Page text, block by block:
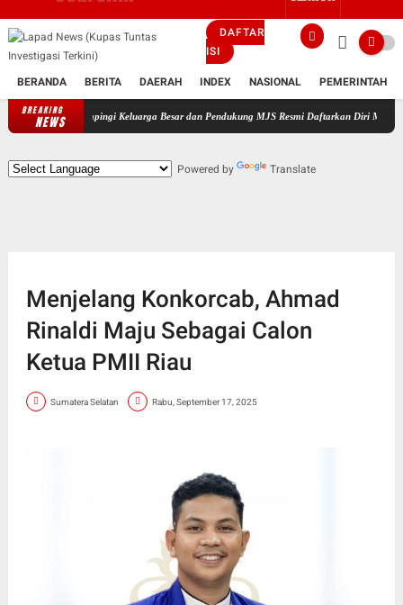
DAFTAR
ISI
BERANDA BERITA DAERAH INDEX NASIONAL PEMERINTAH
BREAKING
NEWS
Didampingi Keluarga Besar dan Pendukung MJS Resmi Daftarkan Diri Maju Sebagai
Powered by Translate
Menjelang Konkorcab, Ahmad
Rinaldi Maju Sebagai Calon
Ketua PMII Riau
Sumatera Selatan Rabu, September 17, 2025